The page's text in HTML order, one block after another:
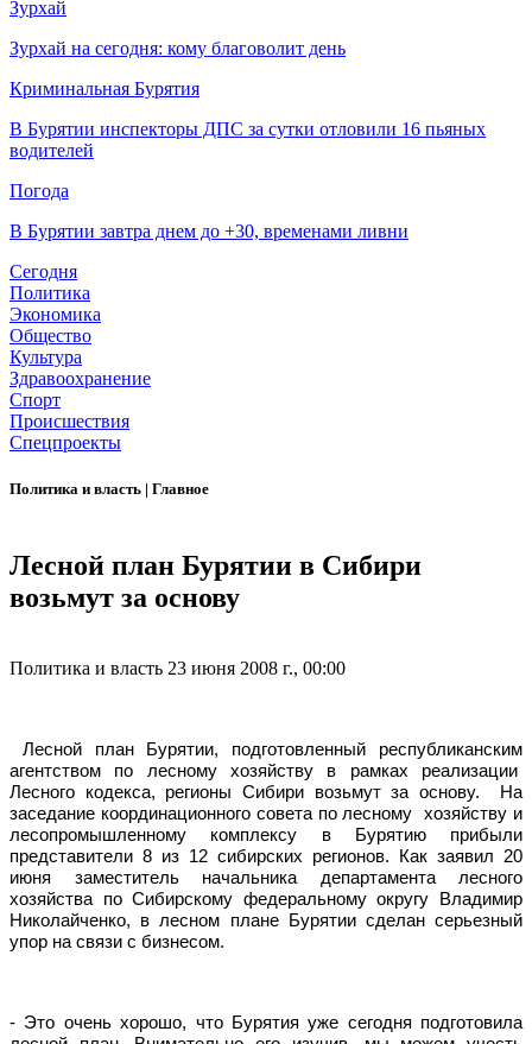
Зурхай
Зурхай на сегодня: кому благоволит день
Криминальная Бурятия
В Бурятии инспекторы ДПС за сутки отловили 16 пьяных
водителей
Погода
В Бурятии завтра днем до +30, временами ливни
Сегодня
Политика
Экономика
Общество
Культура
Здравоохранение
Спорт
Происшествия
Спецпроекты
Политика и власть | Главное
Лесной план Бурятии в Сибири
возьмут за основу
Политика и власть 23 июня 2008 г., 00:00
Лесной план Бурятии, подготовленный республиканским
агентством по лесному хозяйству в рамках реализации
Лесного кодекса, регионы Сибири возьмут за основу.
На
заседание координационного совета по лесному
хозяйству и
лесопромышленному комплексу в Бурятию прибыли
представители 8 из 12 сибирских регионов. Как заявил 20
июня заместитель начальника департамента лесного
хозяйства по Сибирскому федеральному округу Владимир
Николайченко, в лесном плане Бурятии сделан серьезный
упор на связи с бизнесом.
- Это очень хорошо, что Бурятия уже сегодня подготовила